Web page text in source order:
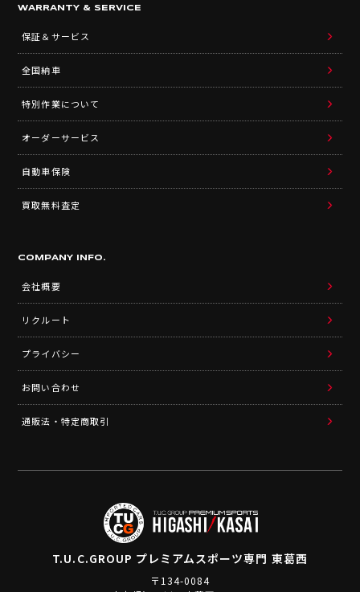
WARRANTY & SERVICE
保証＆サービス
全国納車
特別作業について
オーダーサービス
自動車保険
買取無料査定
COMPANY INFO.
会社概要
リクルート
プライバシー
お問い合わせ
通販法・特定商取引
T.U.C.GROUP プレミアムスポーツ専門 東葛西
〒134-0084